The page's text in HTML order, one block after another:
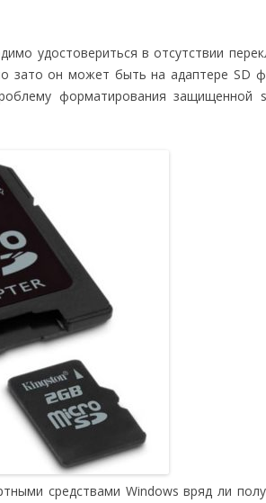
удостовериться в отсутствии
зато он может быть на адаптере SD
форматирования защищенной
средствами Windows вряд ли